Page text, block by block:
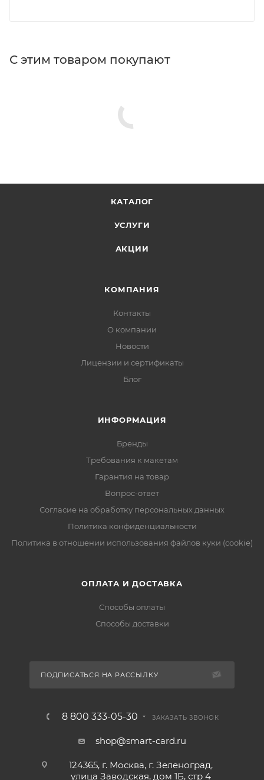
С этим товаром покупают
КАТАЛОГ
УСЛУГИ
АКЦИИ
КОМПАНИЯ
Контакты
О компании
Новости
Лицензии и сертификаты
Блог
ИНФОРМАЦИЯ
Бренды
Требования к макетам
Гарантия на товар
Вопрос-ответ
Согласие на обработку персональных данных
Политика конфиденциальности
Политика в отношении использования файлов куки (cookie)
ОПЛАТА И ДОСТАВКА
Способы оплаты
Способы доставки
ПОДПИСАТЬСЯ НА РАССЫЛКУ
8 800 333-05-30 ЗАКАЗАТЬ ЗВОНОК
shop@smart-card.ru
124365, г. Москва, г. Зеленоград,
улица Заводская, дом 1Б, стр 4